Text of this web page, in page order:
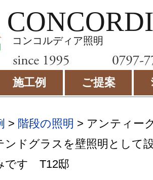
コンコルディア照明
施工例 ご提案
> 階段の照明 > アンティー
ンドグラスを壁照明として
です T12邸